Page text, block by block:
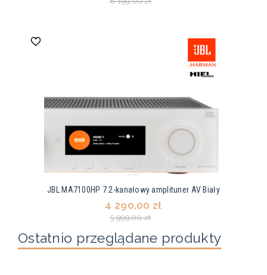
JBL MA7100HP 7.2-kanałowy amplituner AV Biały
4 290,00 zł
5 999,00 zł
Ostatnio przeglądane produkty